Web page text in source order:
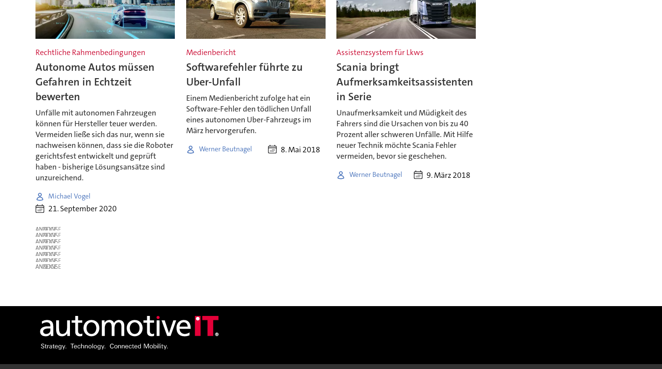
Rechtliche Rahmenbedingungen
Autonome Autos müssen
Gefahren in Echtzeit
bewerten
Unfälle mit autonomen Fahrzeugen
können für Hersteller teuer werden.
Vermeiden ließe sich das nur, wenn sie
nachweisen können, dass sie die Roboter
gerichtsfest entwickelt und geprüft
haben - bisherige Lösungsansätze sind
unzureichend.
Michael Vogel
21. September 2020
Medienbericht
Softwarefehler führte zu
Uber-Unfall
Einem Medienbericht zufolge hat ein
Software-Fehler den tödlichen Unfall
eines autonomen Uber-Fahrzeugs im
März hervorgerufen.
Werner Beutnagel 8. Mai 2018
Assistenzsystem für Lkws
Scania bringt
Aufmerksamkeitsassistenten
in Serie
Unaufmerksamkeit und Müdigkeit des
Fahrers sind die Ursachen von bis zu 40
Prozent aller schweren Unfälle. Mit Hilfe
neuer Technik möchte Scania Fehler
vermeiden, bevor sie geschehen.
Werner Beutnagel 9. März 2018
ANZEIGE
ANZEIGE
ANZEIGE
ANZEIGE
ANZEIGE
ANZEIGE
ANZEIGE